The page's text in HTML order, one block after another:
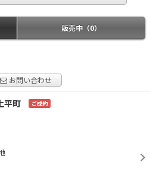
販売中（0）
お問い合わせ
平町 ご成約